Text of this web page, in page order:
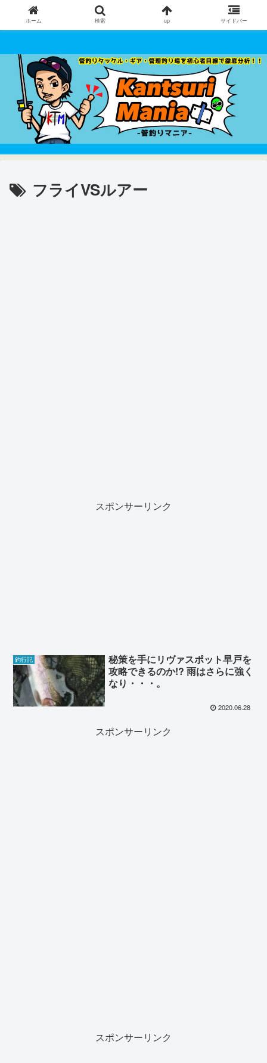
フライVSルアー
スポンサーリンク
釣行記
秘策を手にリヴァスポット早戸を
攻略できるのか!? 雨はさらに強く
なり・・・。
2020.06.28
スポンサーリンク
スポンサーリンク
ホーム 検索 up サイドバー